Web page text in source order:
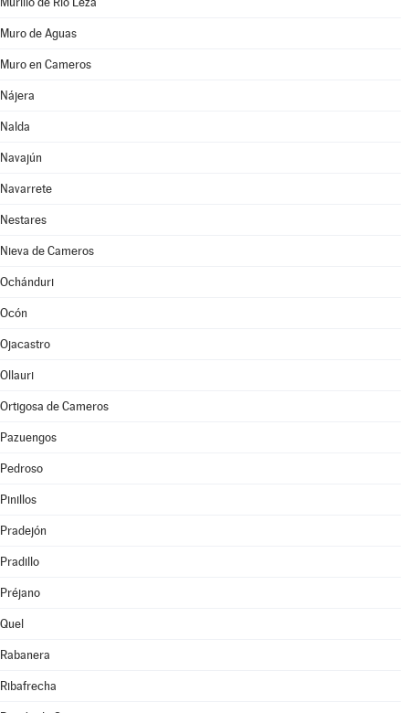
Muro de Aguas
Muro en Cameros
Nájera
Nalda
Navajún
Navarrete
Nestares
Nieva de Cameros
Ochánduri
Ocón
Ojacastro
Ollauri
Ortigosa de Cameros
Pazuengos
Pedroso
Pinillos
Pradejón
Pradillo
Préjano
Quel
Rabanera
Ribafrecha